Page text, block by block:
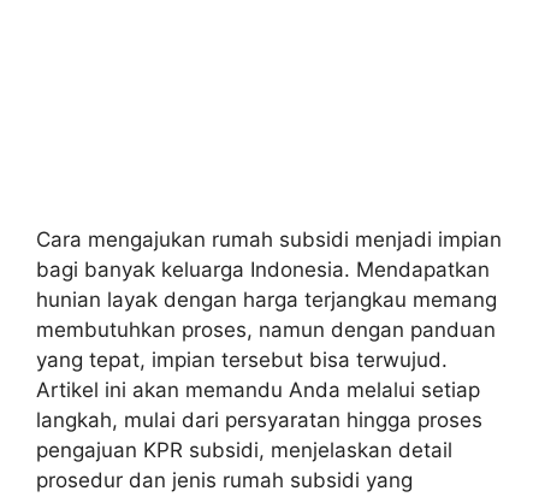
Cara mengajukan rumah subsidi menjadi impian
bagi banyak keluarga Indonesia. Mendapatkan
hunian layak dengan harga terjangkau memang
membutuhkan proses, namun dengan panduan
yang tepat, impian tersebut bisa terwujud.
Artikel ini akan memandu Anda melalui setiap
langkah, mulai dari persyaratan hingga proses
pengajuan KPR subsidi, menjelaskan detail
prosedur dan jenis rumah subsidi yang